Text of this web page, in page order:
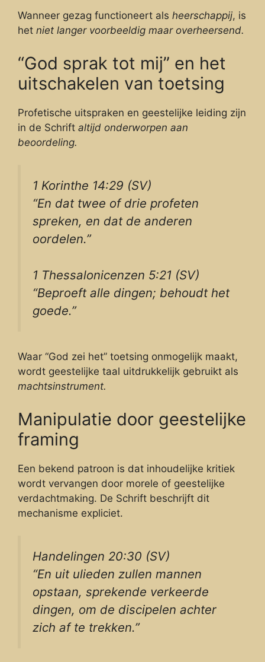
Wanneer gezag functioneert als heerschappij, is
het niet langer voorbeeldig maar overheersend.
“God sprak tot mij” en het
uitschakelen van toetsing
Profetische uitspraken en geestelijke leiding zijn
in de Schrift altijd onderworpen aan
beoordeling.
1 Korinthe 14:29 (SV)
“En dat twee of drie profeten
spreken, en dat de anderen
oordelen.”
1 Thessalonicenzen 5:21 (SV)
“Beproeft alle dingen; behoudt het
goede.”
Waar “God zei het” toetsing onmogelijk maakt,
wordt geestelijke taal uitdrukkelijk gebruikt als
machtsinstrument.
Manipulatie door geestelijke
framing
Een bekend patroon is dat inhoudelijke kritiek
wordt vervangen door morele of geestelijke
verdachtmaking. De Schrift beschrijft dit
mechanisme expliciet.
Handelingen 20:30 (SV)
“En uit ulieden zullen mannen
opstaan, sprekende verkeerde
dingen, om de discipelen achter
zich af te trekken.”